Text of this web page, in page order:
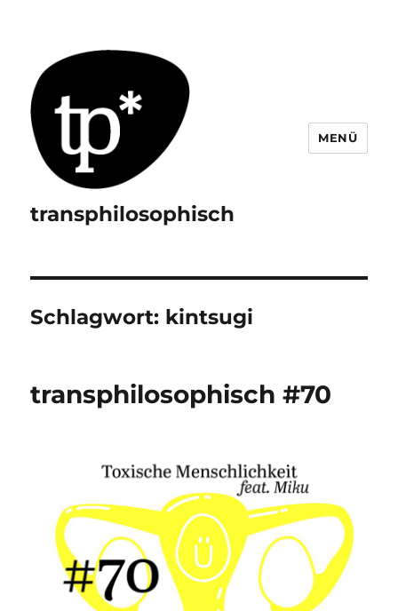
transphilosophisch
MENÜ
Schlagwort: kintsugi
transphilosophisch #70